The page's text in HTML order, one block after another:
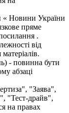
« Новини України
пряме
.
від
- повинна бути
абзаці
"Заява",
"Тест-драйв",
на правах